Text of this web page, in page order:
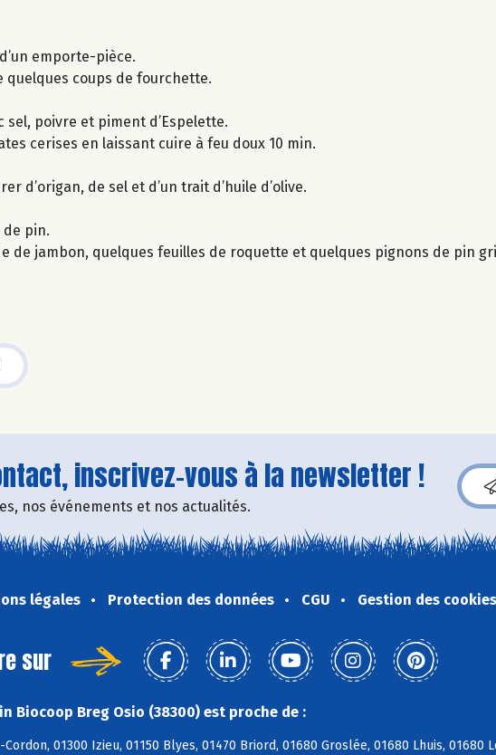
emporte-pièce.
coups de fourchette.
poivre et piment d’Espelette.
cerises en laissant cuire à feu doux 10 min.
d’origan, de sel et d’un trait d’huile d’olive.
pin.
de jambon, quelques feuilles de roquette et quelques pignons de pin
inscrivez-vous à la newsletter !
nos événements et nos actualités.
légales Protection des données CGU Gestion des cookies
sur
Biocoop Breg Osio (38300) est proche de :
01300 Izieu, 01150 Blyes, 01470 Briord, 01680 Groslée, 01680 Lhuis, 01680